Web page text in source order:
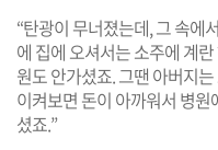
“탄광이 무너졌는데, 그 속에
에 집에 오셔서는 소주에 계
원도 안가셨죠. 그땐 아버지
이켜보면 돈이 아까워서 병
셨죠.”